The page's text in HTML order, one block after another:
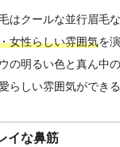
はクールな並行眉毛な
女性らしい雰囲気を
の明るい色と真ん中
らしい雰囲気ができる
イな鼻筋